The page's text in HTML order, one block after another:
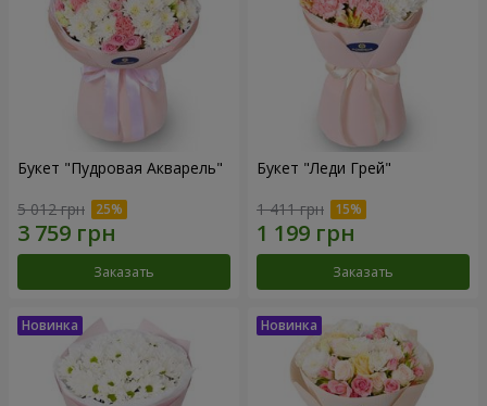
Букет "Пудровая Акварель"
5 012 грн
Заказать
Букет "Леди Грей"
1 411 грн
Заказать